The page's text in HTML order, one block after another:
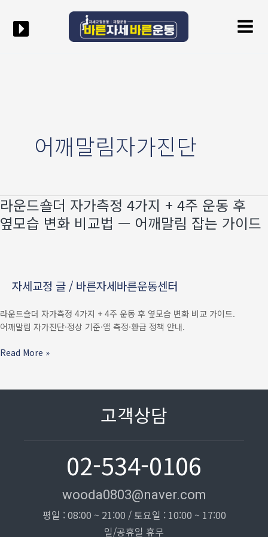
건너뛰기
어깨말림자가진단
라운드숄더 자가측정 4가지 + 4주 운동 후
옆모습 변화 비교법 — 어깨말림 잡는 가이드
자세교정 글 / 바른자세바른운동센터
라운드숄더 자가측정 4가지 + 4주 운동 후 옆모습 변화 비교 가이드.
어깨말림 자가진단·정상 기준·앱 측정·환급 정책 안내.
라운드숄더
자가측정
4가지
옆모습
변화
비교법
—
어깨말림
잡는
Read More »
고객상담
02-534-0106
wooda0803@naver.com
평일 : 08:00 ~ 21:00 / 토요일 : 10:00 ~ 17:00
일/공휴일 휴무